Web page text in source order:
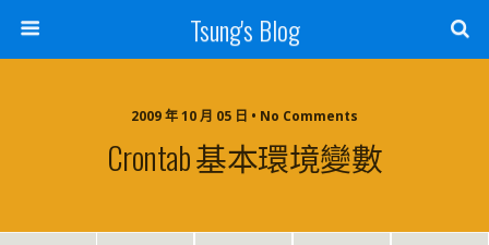
Tsung's Blog
2009 年 10 月 05 日 • No Comments
Crontab 基本環境變數